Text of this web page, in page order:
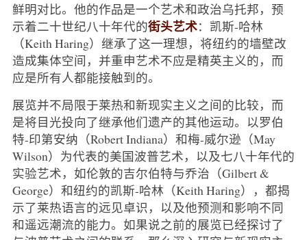
鲜明对比。他的作品是一个艺术和政治乌托邦，预
示着二十世纪八十年代的街头艺术：凯斯-哈林
（Keith Haring）继承了这一理想，将纽约的墙壁改
造成集体空间，并重申艺术不应是精英主义的，而
应是所有人都能接触到的。
展览并不局限于莱热和新现实主义之间的比较，而
是将目光投向了继承他们遗产的其他运动。以罗伯
特-印第安纳（Robert Indiana）和梅-威尔逊（May
Wilson）为代表的美国波普艺术，以及七八十年代的
实验艺术，如伦敦的吉尔伯特与乔治（Gilbert &
George）和纽约的凯斯-哈林（Keith Haring），都揭
示了莱热语言的远见卓识，以及他预测和影响不同
和遥远潮流的能力。如果说之前的展览已经探讨了